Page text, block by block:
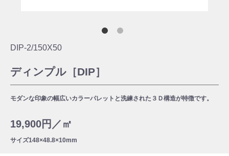
DIP-2/150X50
ディンプル［DIP］
モダンな印象の幅広いカラーパレットと洗練された３Ｄ構造が特徴です。
19,900円／㎡
サイズ148×48.8×10mm